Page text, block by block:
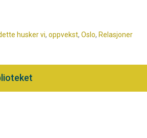
husker vi, oppvekst, Oslo, Relasjoner